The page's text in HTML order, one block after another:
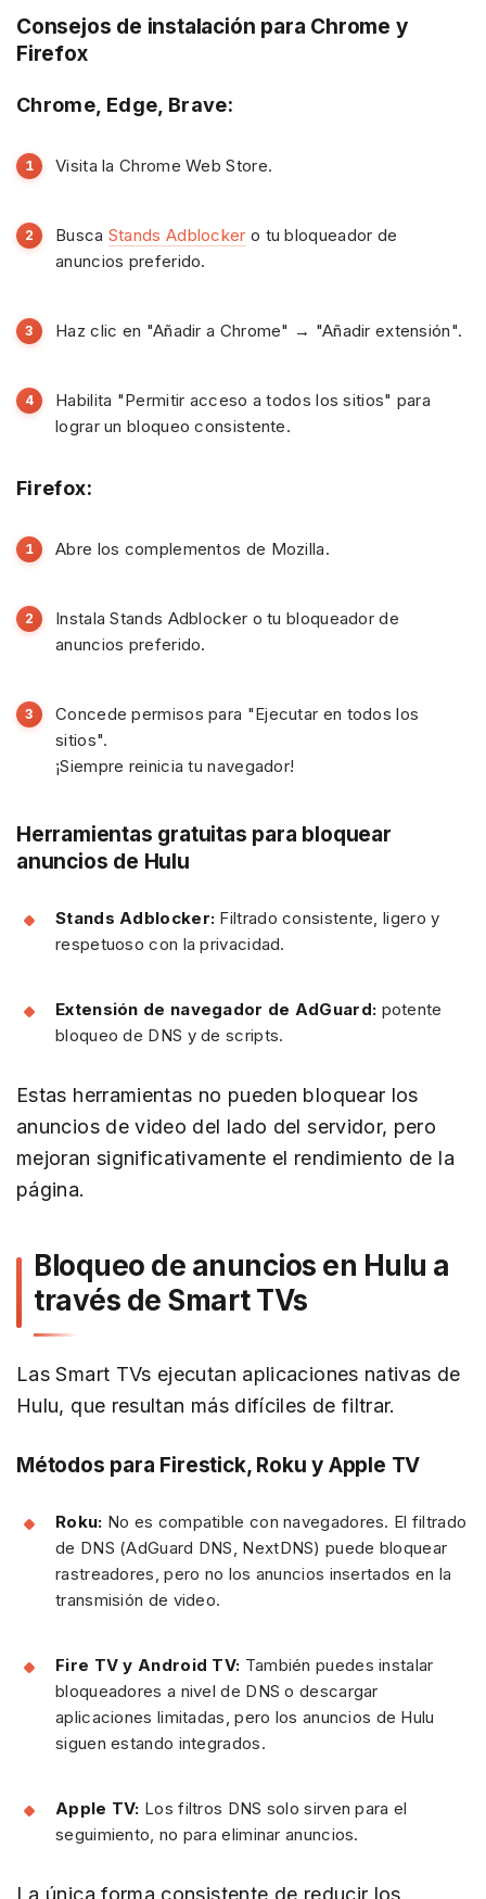
Consejos de instalación para Chrome y
Firefox
Chrome, Edge, Brave:
Visita la Chrome Web Store.
Busca Stands Adblocker o tu bloqueador de
anuncios preferido.
Haz clic en "Añadir a Chrome" → "Añadir extensión".
Habilita "Permitir acceso a todos los sitios" para
lograr un bloqueo consistente.
Firefox:
Abre los complementos de Mozilla.
Instala Stands Adblocker o tu bloqueador de
anuncios preferido.
Concede permisos para "Ejecutar en todos los
sitios".
¡Siempre reinicia tu navegador!
Herramientas gratuitas para bloquear
anuncios de Hulu
Stands Adblocker: Filtrado consistente, ligero y
respetuoso con la privacidad.
Extensión de navegador de AdGuard: potente
bloqueo de DNS y de scripts.
Estas herramientas no pueden bloquear los
anuncios de video del lado del servidor, pero
mejoran significativamente el rendimiento de la
página.
Bloqueo de anuncios en Hulu a
través de Smart TVs
Las Smart TVs ejecutan aplicaciones nativas de
Hulu, que resultan más difíciles de filtrar.
Métodos para Firestick, Roku y Apple TV
Roku: No es compatible con navegadores. El filtrado
de DNS (AdGuard DNS, NextDNS) puede bloquear
rastreadores, pero no los anuncios insertados en la
transmisión de video.
Fire TV y Android TV: También puedes instalar
bloqueadores a nivel de DNS o descargar
aplicaciones limitadas, pero los anuncios de Hulu
siguen estando integrados.
Apple TV: Los filtros DNS solo sirven para el
seguimiento, no para eliminar anuncios.
La única forma consistente de reducir los